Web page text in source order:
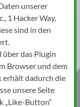
unserer
1 Hacker Way,
sind in den
über das Plugin
Browser und dem
erhält dadurch die
unsere Seite
„Like-Button“